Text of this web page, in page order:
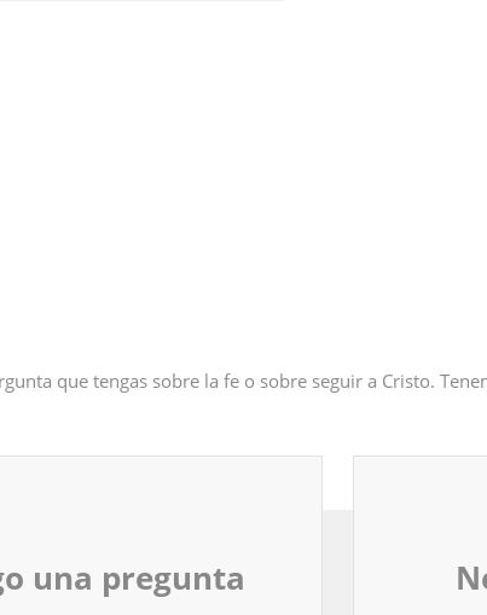
que tengas sobre la fe o sobre seguir a Cristo.
una pregunta